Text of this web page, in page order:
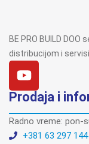
BE PRO BUILD
distribucijom i
Prodaja i
Radno vreme: pon-
+381 63 297 144